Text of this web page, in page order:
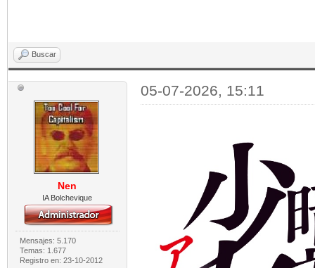
Buscar
Nen
IA Bolchevique
Mensajes: 5.170
Temas: 1.677
Registro en: 23-10-2012
05-07-2026, 15:11